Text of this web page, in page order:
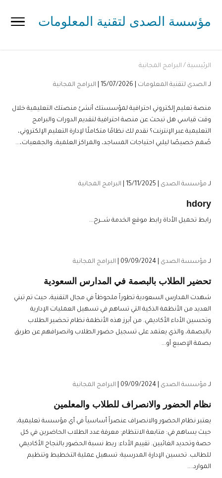
مؤسسة الصدى لتقنية المعلومات
الرئيسية / البرامج المجانية
لـ الصدى لتقنية المعلومات البرامج المجانية
منصة تعليم إلكتروني احترافية لمؤسستك أنشئ منصتك التعليمية خلال
وقت قياسي هل تبحث عن منصة احترافية لتقديم الدورات والبرامج
التعليمية عبر الإنترنت؟ نقدم لك نظامًا متكاملًا لإدارة التعليم الإلكتروني،
صُمم خصيصًا ليلبي احتياجات المساجد، والمراكز العلمية، والجمعيات،...
لـ مؤسسة الصدى البرامج المجانية
hdory
رابط تحميل الأداة رابط موقع الخدمة شـــرح...
لـ مؤسسة الصدى البرامج المجانية
تحضير الطلاب بالبصمة في المدارس السعودية
شهدت المدارس السعودية تطوراً ملحوظاً في مجال التقنية، حيث تم تبني
العديد من الأنظمة الذكية التي تساهم في تسهيل العمليات الإدارية
وتحسين الأداء الأكاديمي. من أبرز هذه الأنظمة نظام تحضير الطلاب
بالبصمة، والذي يعتمد على تسجيل حضور الطلاب وانصرافهم عن طريق
بصمة الإصبع أو...
لـ مؤسسة الصدى البرامج المجانية
نظام الحضور والانصراف للطلاب والمعلمين
يعتبر نظام الحضور والانصراف عنصراً أساسياً في أي مؤسسة تعليمية،
حيث يساهم في: متابعة الانتظام: معرفة عدد الطلاب الحاضرين في كل
حصة وتحديد الغائبين. تقييم الأداء: ربط نسبة الحضور بالنجاح الأكاديمي
للطالب. تحسين الإدارة المدرسية: تسهيل عملية التخطيط وتنظيم
الموارد....